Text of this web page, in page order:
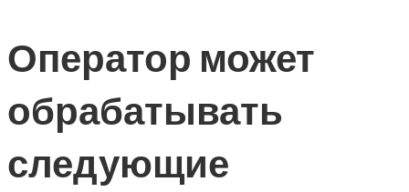
Оператор может
обрабатывать
следующие